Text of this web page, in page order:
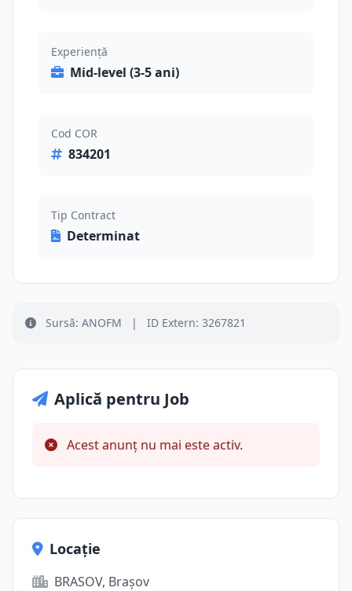
Experiență
Mid-level (3-5 ani)
Cod COR
834201
Tip Contract
Determinat
Sursă: ANOFM | ID Extern: 3267821
Aplică pentru Job
Acest anunț nu mai este activ.
Locație
BRASOV, Brașov